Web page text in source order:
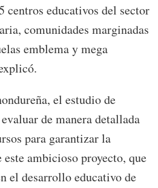
centros educativos del sector
comunidades marginadas
emblema y mega
el estudio de
de manera detallada
para garantizar la
ambicioso proyecto, que
el desarrollo educativo de